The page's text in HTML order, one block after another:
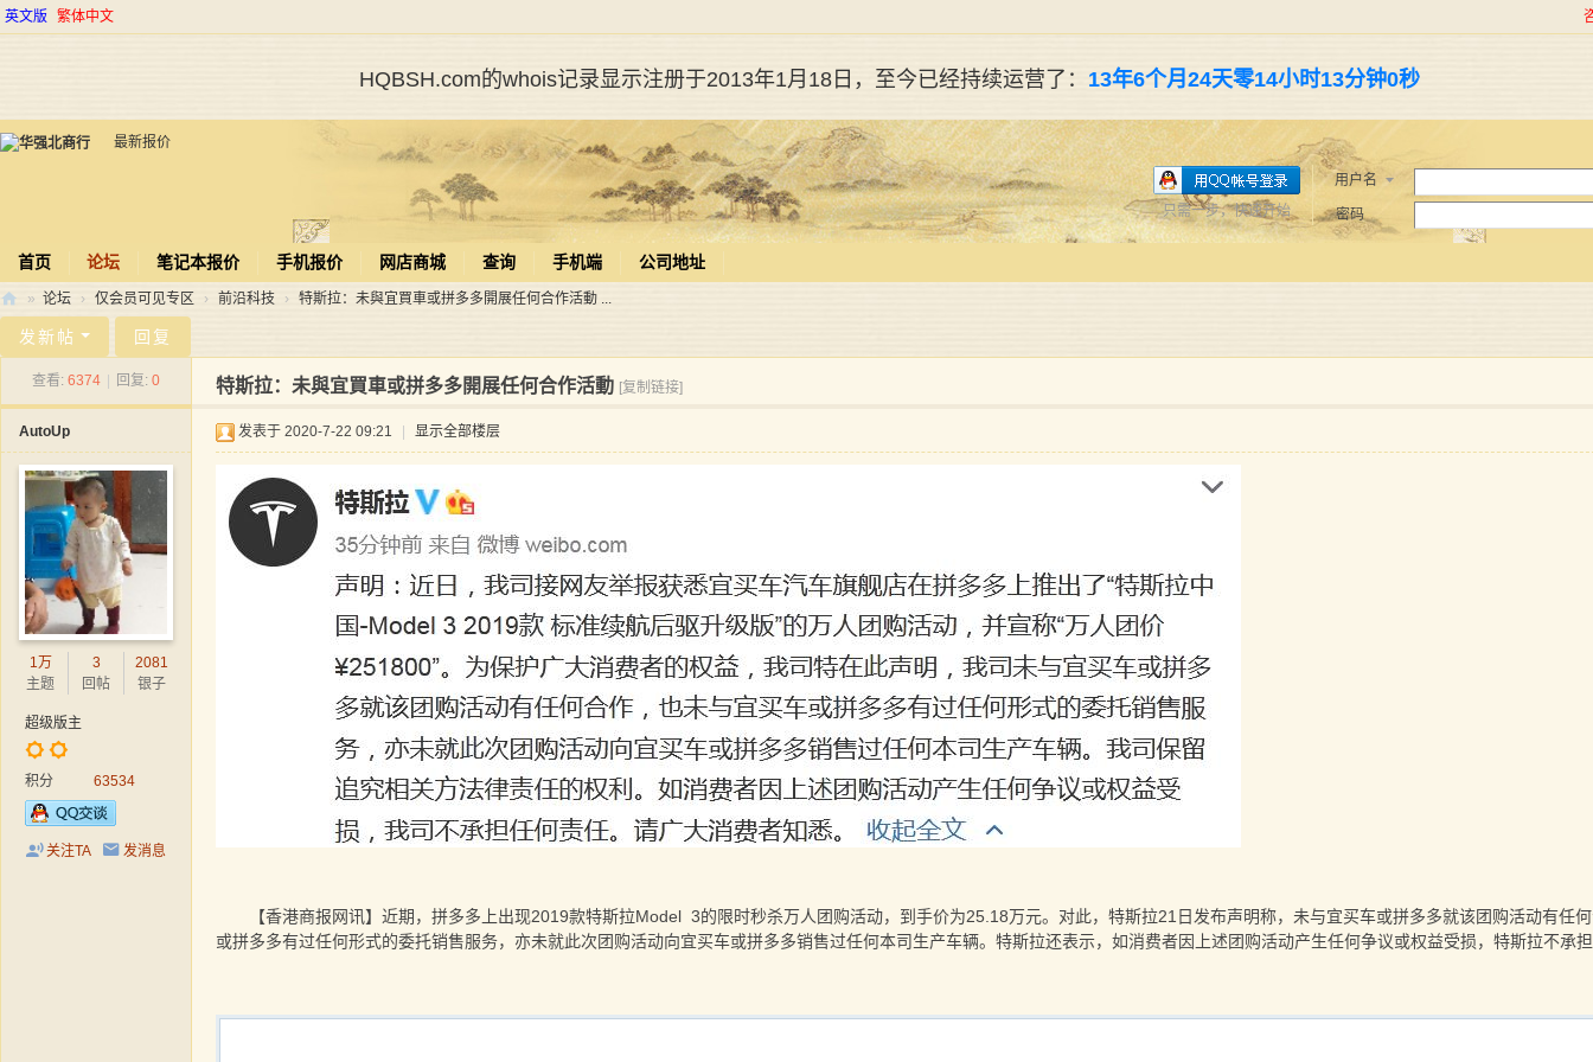
英文版 繁体中文
HQBSH.com的whois记录显示注册于2013年1月18日，至今已经持续运营了： 13年6个月24天零14小时13分钟1秒
最新报价
用户名
密码
只需一步，快速开始
首页 论坛 笔记本报价 手机报价 网店商城 查询 手机端 公司地址
北
» 论坛 › 仅会员可见专区 › 前沿科技 › 特斯拉：未與宜買車或拼多多開展任何合作活動 ...
发新帖 回复
查看: 6374 回复: 0 特斯拉：未與宜買車或拼多多開展任何合作活動 [复制链接]
AutoUp
1万
主题
3
回帖
2081
银子
超级版主
积分 63534
关注TA 发消息
发表于 2020-7-22 09:21 显示全部楼层
【香港商报网讯】近期，拼多多上出现2019款特斯拉Model 3的限时秒杀万人团购活动，到手价为25.18万元。对此，特斯拉21日发布声明称，未与宜买车或拼多多就该团购活动有任
或拼多多有过任何形式的委托销售服务，亦未就此次团购活动向宜买车或拼多多销售过任何本司生产车辆。特斯拉还表示，如消费者因上述团购活动产生任何争议或权益受损，特斯拉不承